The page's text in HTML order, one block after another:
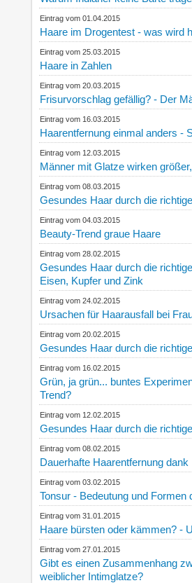
Eintrag vom 01.04.2015
Haare im Drogentest - was wird
Eintrag vom 25.03.2015
Haare in Zahlen
Eintrag vom 20.03.2015
Frisurvorschlag gefällig? - Der
Eintrag vom 16.03.2015
Haarentfernung einmal anders -
Eintrag vom 12.03.2015
Männer mit Glatze wirken
Eintrag vom 08.03.2015
Gesundes Haar durch die
Eintrag vom 04.03.2015
Beauty-Trend graue Haare
Eintrag vom 28.02.2015
Gesundes Haar durch die
Eisen, Kupfer und Zink
Eintrag vom 24.02.2015
Ursachen für Haarausfall bei
Eintrag vom 20.02.2015
Gesundes Haar durch die
Eintrag vom 16.02.2015
Grün, ja grün... buntes
Trend?
Eintrag vom 12.02.2015
Gesundes Haar durch die
Eintrag vom 08.02.2015
Dauerhafte Haarentfernung
Eintrag vom 03.02.2015
Tonsur - Bedeutung und Formen
Eintrag vom 31.01.2015
Haare bürsten oder kämmen? -
Eintrag vom 27.01.2015
Gibt es einen Zusammenhang
weiblicher Intimglatze?